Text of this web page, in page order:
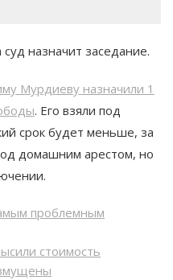
назначит заседание.
Мурдиеву назначили 1
. Его взяли под
срок будет меньше, за
домашним арестом, но
проблемным
стоимость